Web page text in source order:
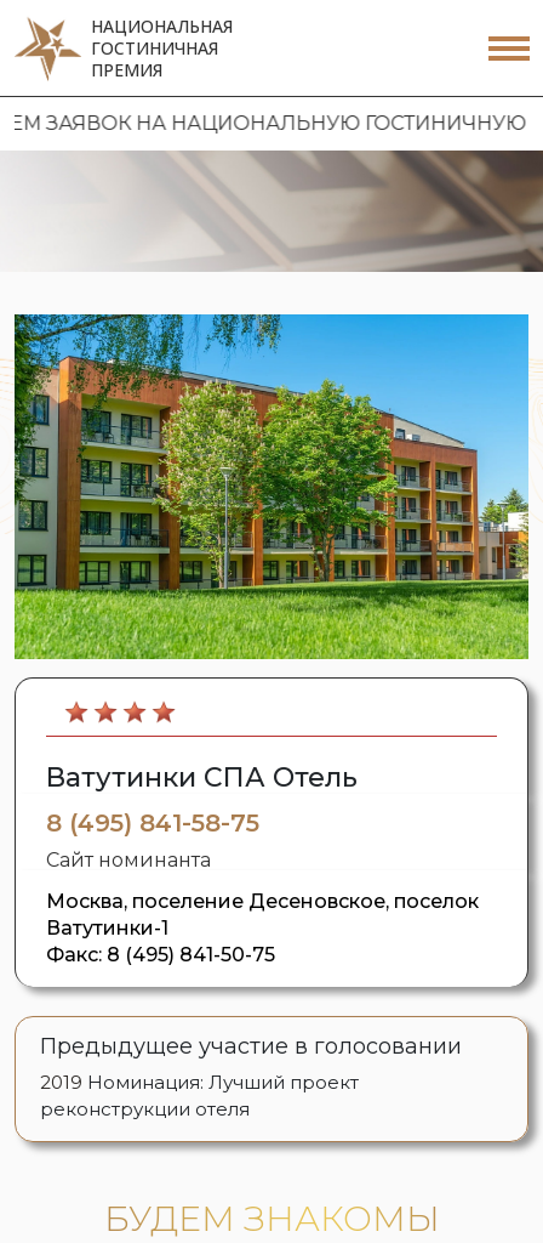
НАЦИОНАЛЬНАЯ
ГОСТИНИЧНАЯ
ПРЕМИЯ
НА НАЦИОНАЛЬНУЮ ГОСТИНИЧНУЮ
Ватутинки СПА Отель
8 (495) 841-58-75
Сайт номинанта
Москва, поселение Десеновское, поселок
Ватутинки-1
Факс: 8 (495) 841-50-75
Предыдущее участие в голосовании
2019 Номинация: Лучший проект
реконструкции отеля
БУДЕМ ЗНАКОМЫ